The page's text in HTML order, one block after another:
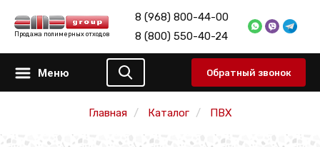
Продажа полимерных отходов
8 (968) 800-44-00
8 (800) 550-40-24
Меню Обратный звонок
Главная Каталог ПВХ